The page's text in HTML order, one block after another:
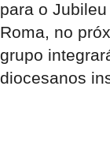
para o
Roma, no
grupo
diocesanos